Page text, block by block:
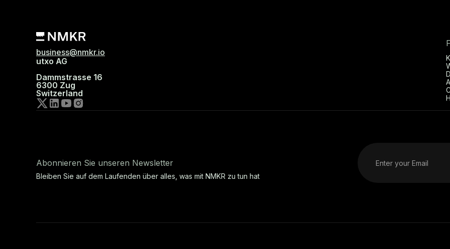
business@nmkr.io
utxo AG
Dammstrasse 16
6300 Zug
Switzerland
Abonnieren Sie unseren Newsletter
Bleiben Sie auf dem Laufenden über alles, was mit NMKR zu tun hat